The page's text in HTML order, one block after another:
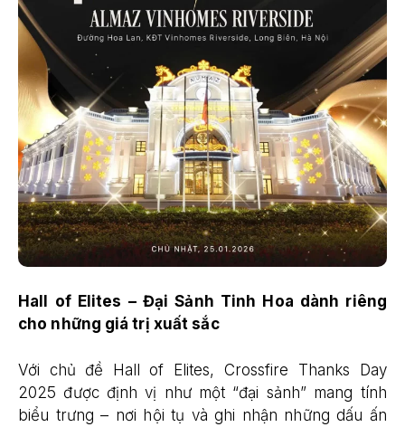
Hall of Elites – Đại Sảnh Tinh Hoa dành riêng
cho những giá trị xuất sắc
Với chủ đề Hall of Elites, Crossfire Thanks Day
2025 được định vị như một “đại sảnh” mang tính
biểu trưng – nơi hội tụ và ghi nhận những dấu ấn